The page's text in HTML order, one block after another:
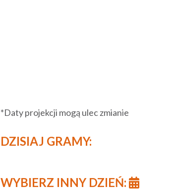
*Daty projekcji mogą ulec zmianie
DZISIAJ GRAMY:
WYBIERZ INNY DZIEŃ: